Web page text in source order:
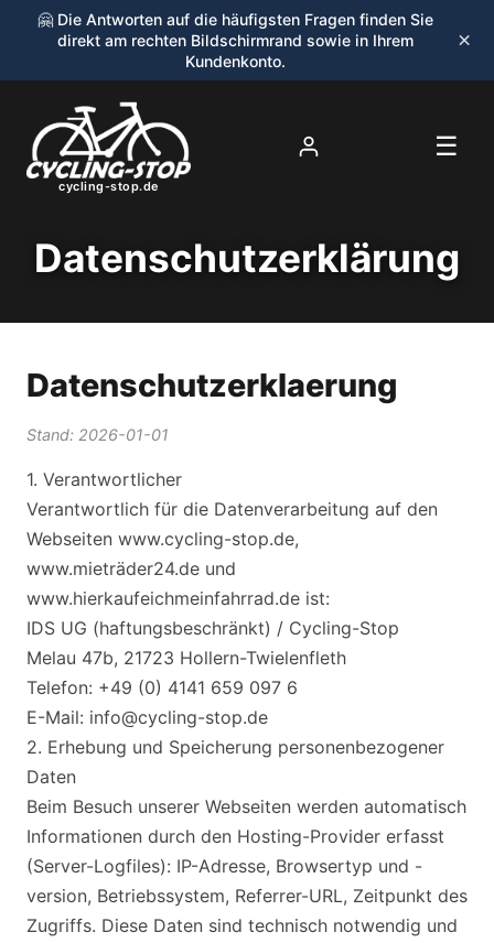
🤗 Die Antworten auf die häufigsten Fragen finden Sie
direkt am rechten Bildschirmrand sowie in Ihrem
Kundenkonto.
×
cycling-stop.de
☰
Datenschutzerklärung
Datenschutzerklaerung
Stand: 2026-01-01
1. Verantwortlicher
Verantwortlich für die Datenverarbeitung auf den
Webseiten www.cycling-stop.de,
www.mieträder24.de und
www.hierkaufeichmeinfahrrad.de ist:
IDS UG (haftungsbeschränkt) / Cycling-Stop
Melau 47b, 21723 Hollern-Twielenfleth
Telefon: +49 (0) 4141 659 097 6
E-Mail: info@cycling-stop.de
2. Erhebung und Speicherung personenbezogener
Daten
Beim Besuch unserer Webseiten werden automatisch
Informationen durch den Hosting-Provider erfasst
(Server-Logfiles): IP-Adresse, Browsertyp und -
version, Betriebssystem, Referrer-URL, Zeitpunkt des
Zugriffs. Diese Daten sind technisch notwendig und